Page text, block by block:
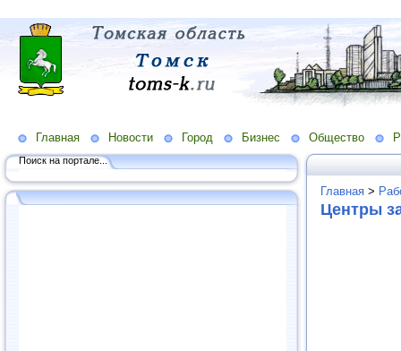
Главная Новости Город Бизнес Общество
Поиск на портале...
Главная >
Центры